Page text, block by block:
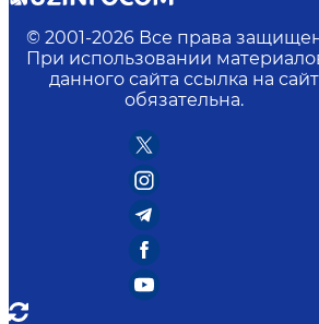
© 2001-2026 Все права
При использовании
данного сайта ссылка на сайт
обязательна.